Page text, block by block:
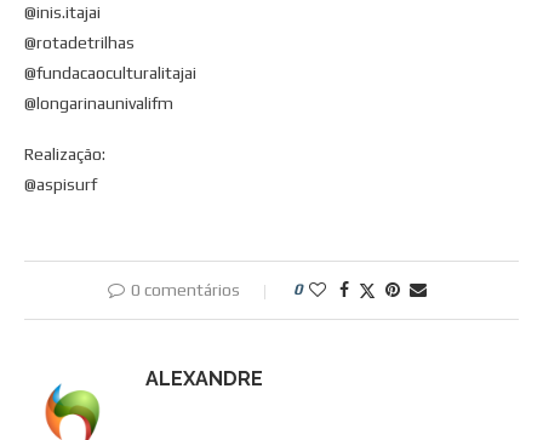
@inis.itajai
@rotadetrilhas
@fundacaoculturalitajai
@longarinaunivalifm
Realização:
@aspisurf
0 comentários 0
ALEXANDRE